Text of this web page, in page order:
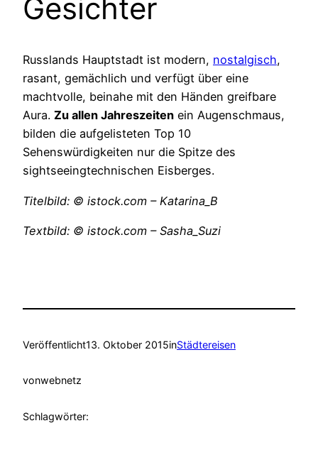
Gesichter
Russlands Hauptstadt ist modern, nostalgisch,
rasant, gemächlich und verfügt über eine
machtvolle, beinahe mit den Händen greifbare
Aura. Zu allen Jahreszeiten ein Augenschmaus,
bilden die aufgelisteten Top 10
Sehenswürdigkeiten nur die Spitze des
sightseeingtechnischen Eisberges.
Titelbild: © istock.com – Katarina_B
Textbild: © istock.com – Sasha_Suzi
Veröffentlicht13. Oktober 2015inStädtereisen
vonwebnetz
Schlagwörter: